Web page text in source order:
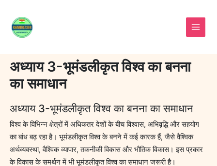
content
अध्याय 3-भूमंडलीकृत विश्व का बनना
का समाधान
अध्याय 3-भूमंडलीकृत विश्व का बनना का समाधान
विश्व के विभिन्न क्षेत्रों में अधिकतर देशों के बीच विश्वास, अभिवृद्धि और सहयोग
का बांध बढ़ रहा है। भूमंडलीकृत विश्व के बनने में कई कारक हैं, जैसे वैश्विक
अर्थव्यवस्था, वैश्विक व्यापार, तकनीकी विकास और भौतिक विकास। इस प्रकार
के विकास के समर्थन में भी भूमंडलीकृत विश्व का समाधान जरूरी है।